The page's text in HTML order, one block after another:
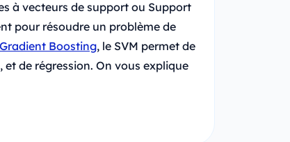
à vecteurs de support ou Support
pour résoudre un problème de
Boosting, le SVM permet de
de régression. On vous explique